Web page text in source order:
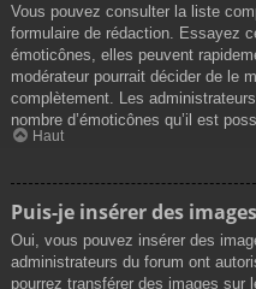
Vous pouvez consulter la liste
formulaire de rédaction. Essayez
émoticônes, elles peuvent
modérateur pourrait décider de le
complètement. Les
nombre d’émoticônes qu’il est
Haut
Puis-je insérer des
Oui, vous pouvez insérer des
administrateurs du forum ont
pourrez transférer des images sur